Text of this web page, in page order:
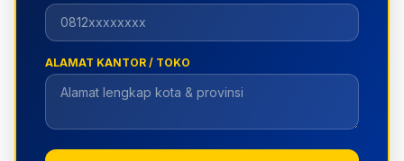
ALAMAT KANTOR / TOKO